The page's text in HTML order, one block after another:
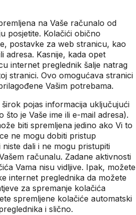
na Vaše računalo od
posjetite. Kolačići obično
postavke za web stranicu, kao
adresa. Kasnije, kada opet
internet preglednik šalje natrag
stranici. Ovo omogućava stranici
Vašim potrebama.
pojas informacija uključujući
što je Vaše ime ili e-mail adresa).
biti spremljena jedino ako Vi to
ne mogu dobiti pristup
dali i ne mogu pristupiti
računalu. Zadane aktivnosti
Vama nisu vidljive. Ipak, možete
internet preglednika da možete
za spremanje kolačića
spremljene kolačiće automatski
i slično.